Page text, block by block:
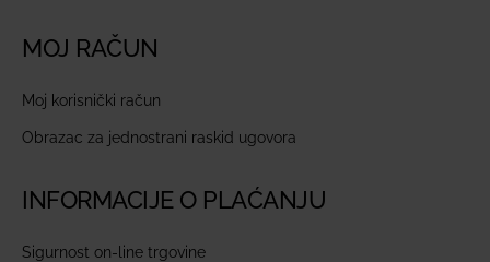
MOJ RAČUN
Moj korisnički račun
Obrazac za jednostrani raskid ugovora
INFORMACIJE O PLAĆANJU
Sigurnost on-line trgovine